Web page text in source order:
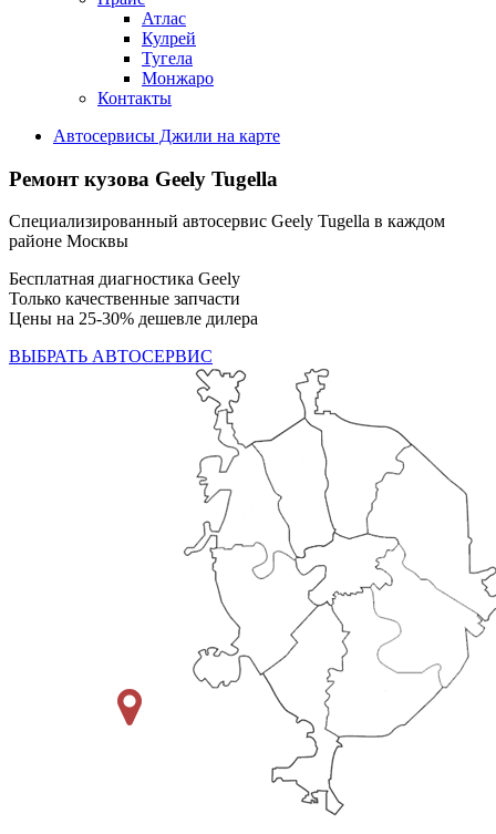
Атлас
Кулрей
Тугела
Монжаро
Контакты
Автосервисы Джили на карте
Ремонт кузова Geely Tugella
Специализированный автосервис Geely Tugella в каждом
районе Москвы
Бесплатная диагностика Geely
Только качественные запчасти
Цены на 25-30% дешевле дилера
ВЫБРАТЬ АВТОСЕРВИС